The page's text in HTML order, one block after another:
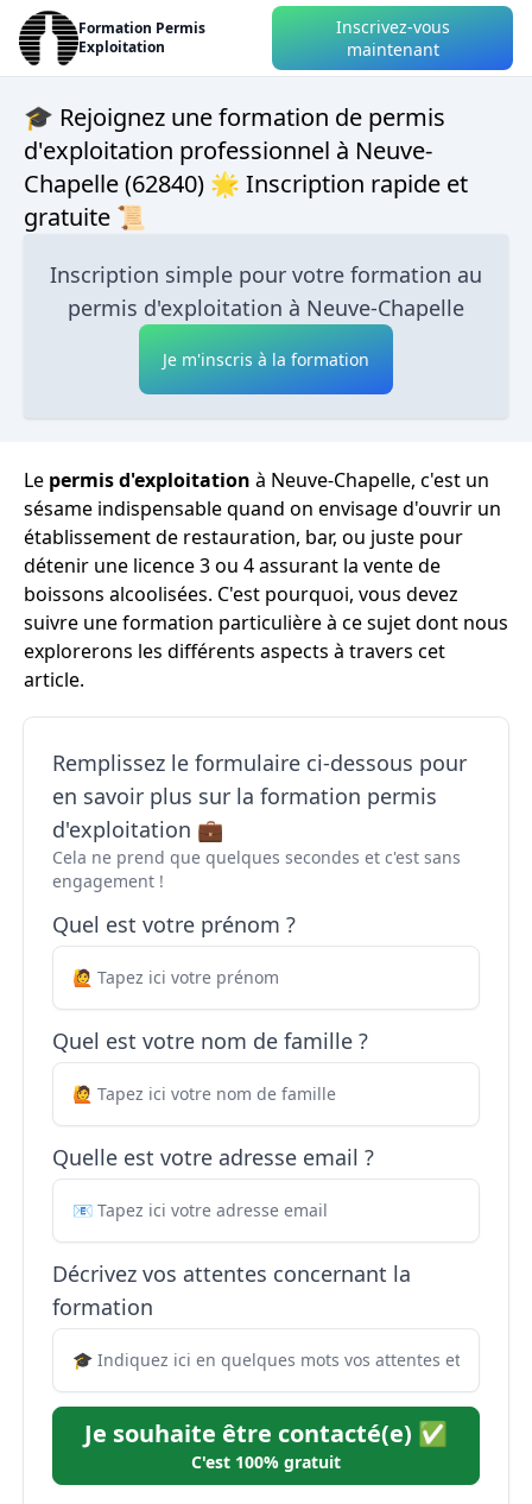
Formation Permis
Exploitation
Inscrivez-vous
maintenant
🎓 Rejoignez une formation de permis
d'exploitation professionnel à Neuve-
Chapelle (62840) 🌟 Inscription rapide et
gratuite 📜
Inscription simple pour votre formation au
permis d'exploitation à Neuve-Chapelle
Je m'inscris à la formation
Le permis d'exploitation à Neuve-Chapelle, c'est un
sésame indispensable quand on envisage d'ouvrir un
établissement de restauration, bar, ou juste pour
détenir une licence 3 ou 4 assurant la vente de
boissons alcoolisées. C'est pourquoi, vous devez
suivre une formation particulière à ce sujet dont nous
explorerons les différents aspects à travers cet
article.
Remplissez le formulaire ci-dessous pour
en savoir plus sur la formation permis
d'exploitation 💼
Cela ne prend que quelques secondes et c'est sans
engagement !
Quel est votre prénom ?
Quel est votre nom de famille ?
Quelle est votre adresse email ?
Décrivez vos attentes concernant la
formation
Je souhaite être contacté(e) ✅
C'est 100% gratuit